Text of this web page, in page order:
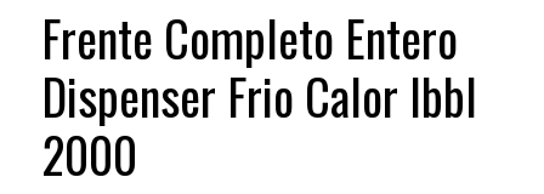
Frente Completo Entero
Dispenser Frio Calor Ibbl
2000